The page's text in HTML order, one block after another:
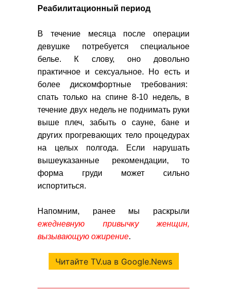
Реабилитационный период
В течение месяца после операции
девушке потребуется специальное
белье. К слову, оно довольно
практичное и сексуальное. Но есть и
более дискомфортные требования:
спать только на спине 8-10 недель, в
течение двух недель не поднимать руки
выше плеч, забыть о сауне, бане и
других прогревающих тело процедурах
на целых полгода.
Если нарушать
вышеуказанные рекомендации, то
форма груди может сильно
испортиться.
Напомним, ранее мы раскрыли
ежедневную привычку женщин,
вызывающую ожирение.
Читайте TV.ua в Google.News